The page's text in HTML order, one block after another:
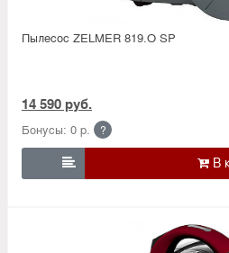
Пылесос ZELMER 819.O SP
14 590 руб.
Бонусы: 0 р. ?
